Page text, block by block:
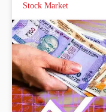
Stock Market